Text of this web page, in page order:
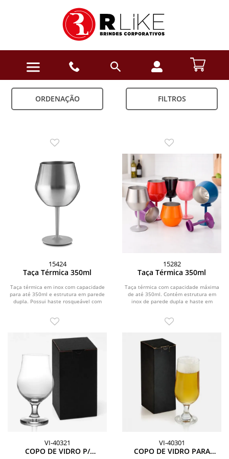
ORDENAÇÃO FILTROS
15424
Taça Térmica 350ml
Taça térmica em inox com capacidade
para até 350ml e estrutura em parede
dupla. Possui haste rosqueável com
15282
Taça Térmica 350ml
Taça térmica com capacidade máxima
de até 350ml. Contém estrutura em
inox de parede dupla e haste em
VI-40321
COPO DE VIDRO P/
VI-40301
COPO DE VIDRO PARA